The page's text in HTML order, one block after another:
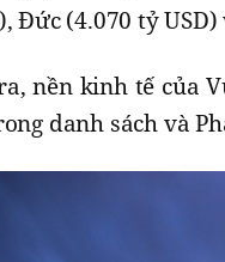
Đức (4.070 tỷ
nền kinh tế của
danh sách và